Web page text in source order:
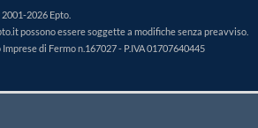
2026 Epto.
possono essere soggette a modifiche senza preavviso.
di Fermo n.167027 - P.IVA 01707640445